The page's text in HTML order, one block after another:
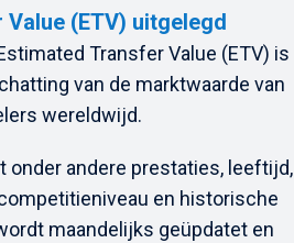
(ETV) uitgelegd
Transfer Value (ETV) is
van de marktwaarde van
wereldwijd.
onder andere prestaties, leeftijd,
en historische
maandelijks geüpdatet en